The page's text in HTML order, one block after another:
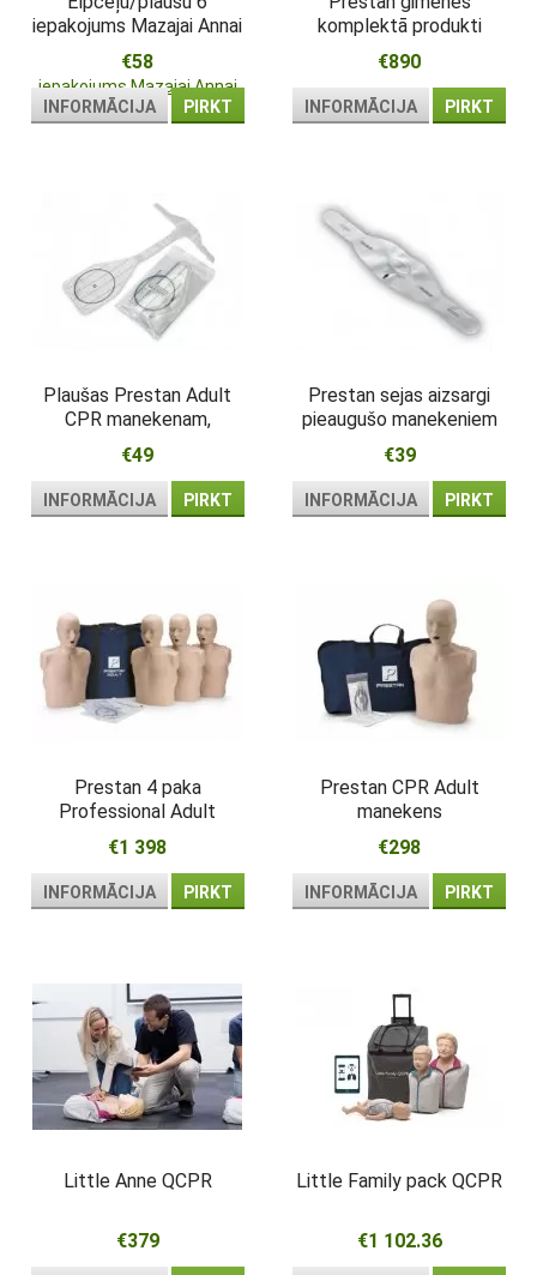
iepakojums Mazajai Annai
€58
INFORMĀCIJA PIRKT
komplektā produkti
€890
INFORMĀCIJA PIRKT
Plaušas Prestan Adult
CPR manekenam,
iepakojumā 50
€49
INFORMĀCIJA PIRKT
Prestan sejas aizsargi
pieaugušo manekeniem
50 iepakojumā
€39
INFORMĀCIJA PIRKT
Prestan 4 paka
Professional Adult
€1 398
INFORMĀCIJA PIRKT
Prestan CPR Adult
manekens
€298
INFORMĀCIJA PIRKT
Little Anne QCPR
€379
Little Family pack QCPR
€1 102.36